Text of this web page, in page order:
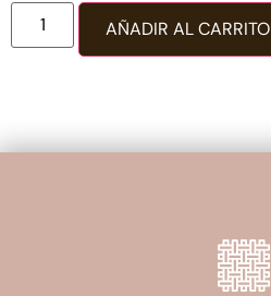
AÑADIR AL CARRITO